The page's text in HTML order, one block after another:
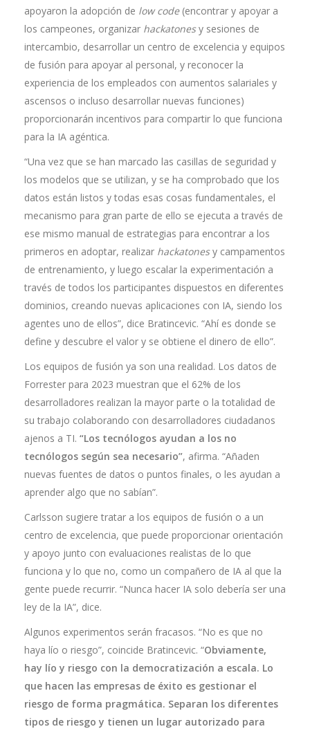
apoyaron la adopción de low code(encontrar y apoyar a
los campeones, organizar hackatonesy sesiones de
intercambio, desarrollar un centro de excelencia y equipos
de fusión para apoyar al personal, y reconocer la
experiencia de los empleados con aumentos salariales y
ascensos o incluso desarrollar nuevas funciones)
proporcionarán incentivos para compartir lo que funciona
para la IA agéntica.
“Una vez que se han marcado las casillas de seguridad y
los modelos que se utilizan, y se ha comprobado que los
datos están listos y todas esas cosas fundamentales, el
mecanismo para gran parte de ello se ejecuta a través de
ese mismo manual de estrategias para encontrar a los
primeros en adoptar, realizar hackatonesy campamentos
de entrenamiento, y luego escalar la experimentación a
través de todos los participantes dispuestos en diferentes
dominios, creando nuevas aplicaciones con IA, siendo los
agentes uno de ellos”, dice Bratincevic. “Ahí es donde se
define y descubre el valor y se obtiene el dinero de ello”.
Los equipos de fusión ya son una realidad. Los datos de
Forrester para 2023 muestran que el 62% de los
desarrolladores realizan la mayor parte o la totalidad de
su trabajo colaborando con desarrolladores ciudadanos
ajenos a TI. “Los tecnólogos ayudan a los no
tecnólogos según sea necesario”, afirma. “Añaden
nuevas fuentes de datos o puntos finales, o les ayudan a
aprender algo que no sabían”.
Carlsson sugiere tratar a los equipos de fusión o a un
centro de excelencia, que puede proporcionar orientación
y apoyo junto con evaluaciones realistas de lo que
funciona y lo que no, como un compañero de IA al que la
gente puede recurrir. “Nunca hacer IA solo debería ser una
ley de la IA”, dice.
Algunos experimentos serán fracasos. “No es que no
haya lío o riesgo”, coincide Bratincevic. “Obviamente,
hay lío y riesgo con la democratización a escala. Lo
que hacen las empresas de éxito es gestionar el
riesgo de forma pragmática. Separan los diferentes
tipos de riesgo y tienen un lugar autorizado para